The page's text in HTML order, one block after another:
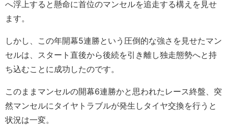
へ浮上すると懸命に首位のマンセルを追走する構えを見せ
ます。
しかし、この年開幕5連勝という圧倒的な強さを見せたマン
セルは、スタート直後から後続を引き離し独走態勢へと持
ち込むことに成功したのです。
このままマンセルの開幕6連勝かと思われたレース終盤、突
然マンセルにタイヤトラブルが発生しタイヤ交換を行うと
状況は一変。